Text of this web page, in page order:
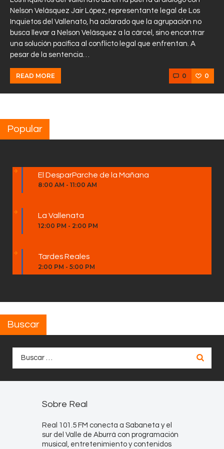
Nelson Velásquez Jair López, representante legal de Los
Inquietos del Vallenato, ha aclarado que la agrupación no
busca llevar a Nelson Velásquez a la cárcel, sino encontrar
una solución pacífica al conflicto legal que enfrentan. A
pesar de la sentencia…
READ MORE 0 0
Popular
El DesparParche de la Mañana
8:00 AM - 11:00 AM
La Vallenata
12:00 PM - 2:00 PM
Tardes Reales
2:00 PM - 5:00 PM
Buscar
Sobre Real
Real 101.5 FM conecta a Sabaneta y el
sur del Valle de Aburrá con programación
musical, entretenimiento y contenidos